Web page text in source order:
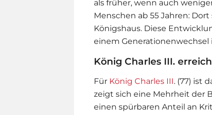
als früher, wenn auch
Menschen ab 55 Jahren:
Königshaus. Diese
einem
König Charles III.
Für König Charles III. (77) ist
zeigt sich eine Mehrheit der
einen spürbaren Anteil an